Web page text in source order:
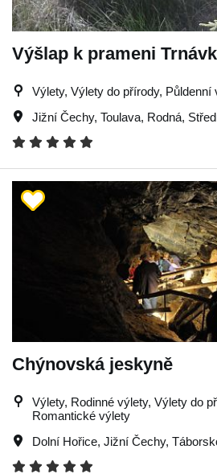
Výšlap k prameni
Výlety, Výlety do přírody, Půldenní
Jižní Čechy, Toulava, Rodná,
Chýnovská jeskyně
Výlety, Rodinné výlety, Výlety do
Romantické výlety
Dolní Hořice, Jižní Čechy,